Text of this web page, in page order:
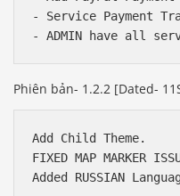
- Service Payment
Phiên bản- 1.2.2 [Dated-
Add Child Theme.
FIXED MAP MARKER